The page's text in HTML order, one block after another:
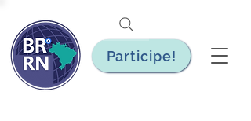
Participe!